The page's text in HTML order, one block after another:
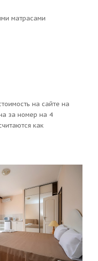
матрасами
на сайте на
за номер на 4
как